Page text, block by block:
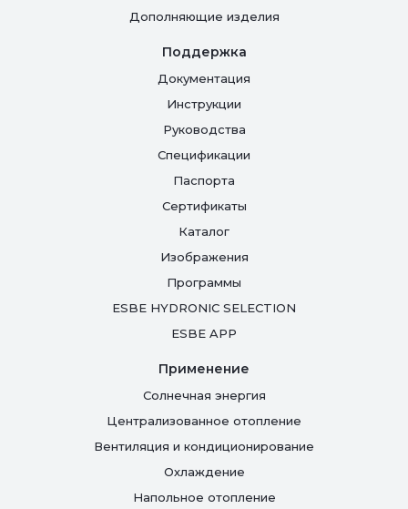
Дополняющие изделия
Поддержка
Документация
Инструкции
Руководства
Спецификации
Паспорта
Сертификаты
Каталог
Изображения
Программы
ESBE HYDRONIC SELECTION
ESBE APP
Применение
Солнечная энергия
Централизованное отопление
Вентиляция и кондиционирование
Oхлаждение
Напольное отопление